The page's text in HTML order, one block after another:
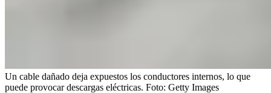
Un cable dañado deja expuestos los conductores internos, lo que
puede provocar descargas eléctricas. Foto: Getty Images